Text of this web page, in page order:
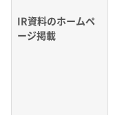
IR資料のホームペ
ージ掲載